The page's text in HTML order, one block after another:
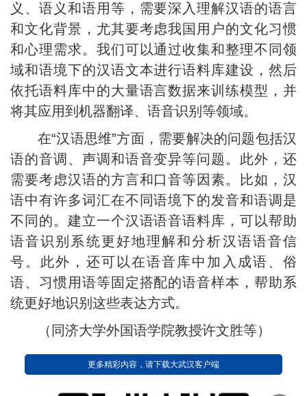
义、语义和语用等，需要深入理解汉语的语言
和文化背景，尤其要考虑我国用户的文化习惯
和心理需求。我们可以通过收集和整理不同领
域和语境下的汉语文本进行语料库建设，然后
依托语料库中的大量语言数据来训练模型，并
将其应用到机器翻译、语音识别等领域。
在“汉语思维”方面，需要解决的问题包括汉
语的音调、声调和语音变异等问题。此外，还
需要考虑汉语的方言和口音等因素。比如，汉
语中有许多词汇在不同语境下的发音和语调是
不同的。建立一个汉语语音语料库，可以帮助
语音识别系统更好地理解和分析汉语语音信
号。此外，还可以在语音库中加入成语、俗
语、习惯用语等固定搭配的语音样本，帮助系
统更好地识别这些表达方式。
（同济大学外国语学院教授许文胜等）
更多精彩内容，请下载大武汉客户端